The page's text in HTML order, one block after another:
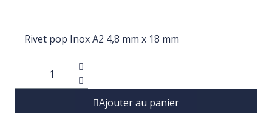
Rivet pop Inox A2 4,8 mm x 18 mm
Ajouter au panier